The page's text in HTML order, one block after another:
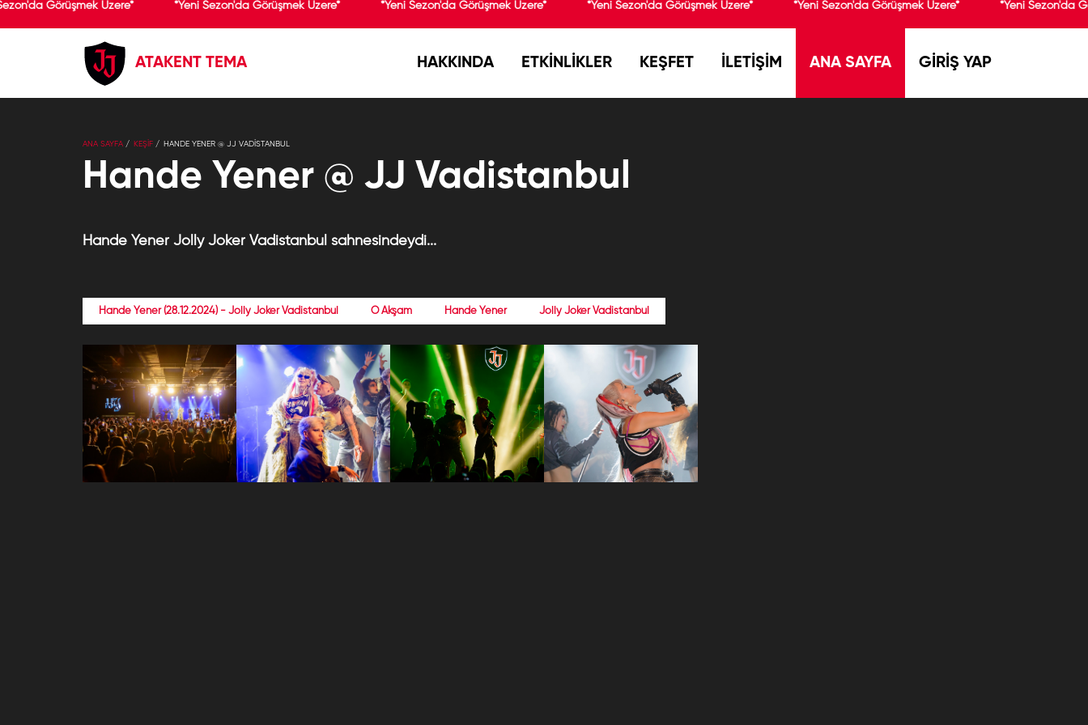
Görüşmek Üzere* *Yeni Sezon'da Görüşmek Üzere* *Yeni Sezon'da Görüşmek Üzere* *Yeni Sezon'da Görüşmek Üzere* *Yeni Sezon'da Görüşmek Üzere* *Yeni Sezon'da
ATAKENT TEMA HAKKINDA ETKİNLİKLER KEŞFET İLETİŞİM ANA SAYFA GİRİŞ YAP
ANA SAYFA KEŞİF HANDE YENER @ JJ VADISTANBUL
Hande Yener @ JJ Vadistanbul
Hande Yener Jolly Joker Vadistanbul sahnesindeydi...
Hande Yener (28.12.2024) - Jolly Joker Vadistanbul O Akşam Hande Yener Jolly Joker Vadistanbul